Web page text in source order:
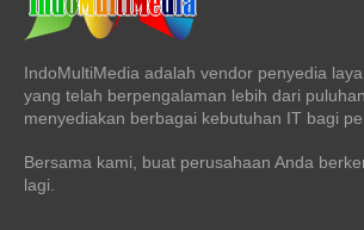
IndoMultiMedia adalah vendor penyedia
yang telah berpengalaman lebih dari
menyediakan berbagai kebutuhan IT bagi
Bersama kami, buat perusahaan Anda
lagi.